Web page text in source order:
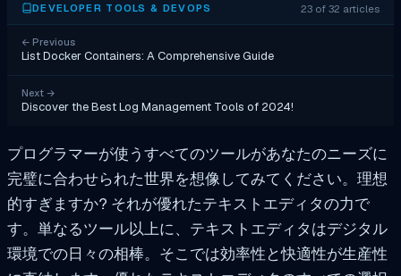
DEVELOPER TOOLS & DEVOPS 23 of 32 articles
← Previous
List Docker Containers: A Comprehensive Guide
Next →
Discover the Best Log Management Tools of 2024!
プログラマーが使うすべてのツールがあなたのニーズに
完璧に合わせられた世界を想像してみてください。理想
的すぎますか? それが優れたテキストエディタの力で
す。単なるツール以上に、テキストエディタはデジタル
環境での日々の相棒。そこでは効率性と快適性が生産性